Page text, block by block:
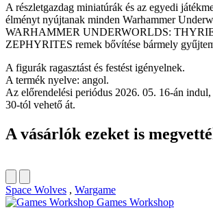
A részletgazdag miniatúrák és az egyedi
élményt nyújtanak minden Warhammer
WARHAMMER UNDERWORLDS:
ZEPHYRITES remek bővítése bármely
A figurák ragasztást és festést igényelnek.
A termék nyelve: angol.
Az előrendelési periódus 2026. 05. 16-án
30-tól vehető át.
A vásárlók ezeket is
Space Wolves , Wargame
Games Workshop